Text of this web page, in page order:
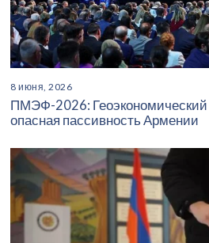
8 июня, 2026
ПМЭФ-2026: Геоэкономический
опасная пассивность Армении